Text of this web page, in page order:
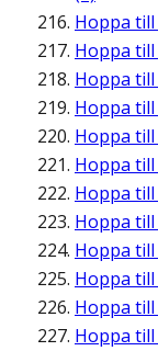
Hoppa till
Hoppa till
Hoppa till
Hoppa till
Hoppa till
Hoppa till
Hoppa till
Hoppa till
Hoppa till
Hoppa till
Hoppa till
Hoppa till